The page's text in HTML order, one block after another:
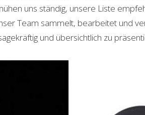
uns ständig, unsere Liste
Team sammelt, bearbeitet und
und übersichtlich zu